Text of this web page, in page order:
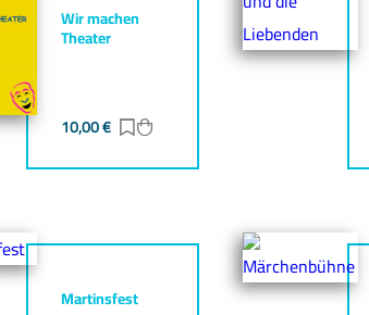
Wir machen
Theater
10,00€ Zur Merkliste hinzufügen
Martinsfest